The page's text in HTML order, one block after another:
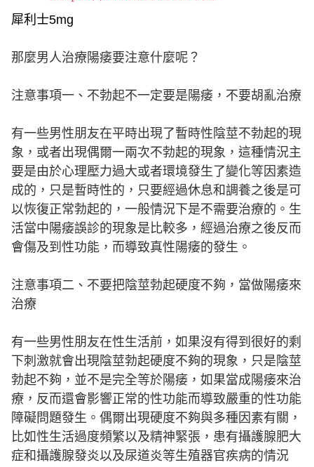
犀利士5mg
那麼男人治療陽痿要注意什麼呢？
注意事項一、不勃起不一定要是陽痿，不要胡亂治療
有一些男性朋友在平時出現了暫時性陰莖不勃起的現
象，或者出現偶爾一兩次不勃起的現象，這種情況主
要是由於心理壓力過大或者環境發生了變化等因素造
成的，只是暫時性的，只要經過休息和調養之後是可
以恢復正常勃起的，一般情況下是不需要治療的。生
活當中陽痿誤診的現象是比較多，經過治療之後反而
會傷及到性功能，而導致真性陽痿的發生。
注意事項二、不要把陰莖勃起硬度不夠，當做陽痿來
治療
有一些男性朋友在性生活前，如果沒有得到很好的剩
下刺激就會出現陰莖勃起硬度不夠的現象，只是陰莖
勃起不夠，並不是完全等於陽痿，如果當成陽痿來治
療，反而還會影響正常的性功能而導致嚴重的性功能
障礙問題發生。偶爾出現硬度不夠與多種因素有關，
比如性生活過度頻繁以及精神緊張，患有攝護腺肥大
症和攝護腺發炎以及尿道炎等生殖器官疾病的情況